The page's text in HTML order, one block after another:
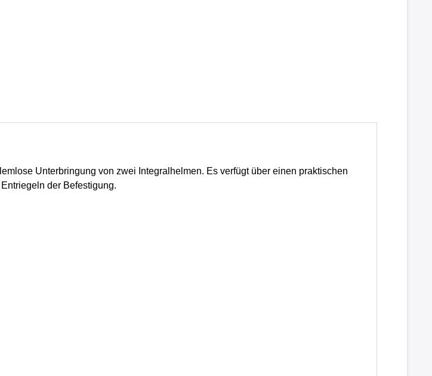
Unterbringung von zwei Integralhelmen. Es verfügt über einen praktischen
der Befestigung.